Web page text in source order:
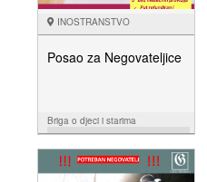
INOSTRANSTVO
Posao za Negovateljice
Briga o djeci i starima
NUDIM